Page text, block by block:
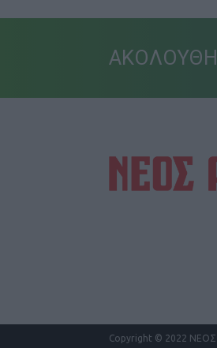
Copyright © 2022